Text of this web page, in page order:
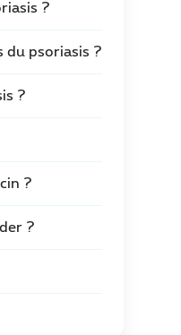
?
du psoriasis ?
?
?
?